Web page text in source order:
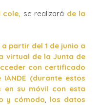
cole, se realizará de la
a partir del 1 de junio a
virtual de la Junta de
con certificado
(durante estos
en su móvil con esta
y cómodo, los datos